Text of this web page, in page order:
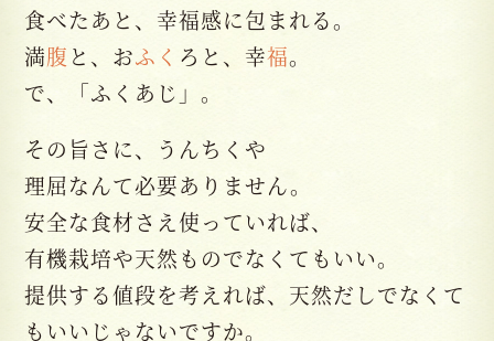
食べたあと、幸福感に包まれる。
満腹 と、おふく ろと、幸福。
で、「ふくあじ」。
その旨さに、うんちくや
理屈なんて必要ありません。
安全な食材さえ使っていれば、
有機栽培や天然ものでなくてもいい。
提供する値段を考えれば、天然だしでなくて
もいいじゃないですか。